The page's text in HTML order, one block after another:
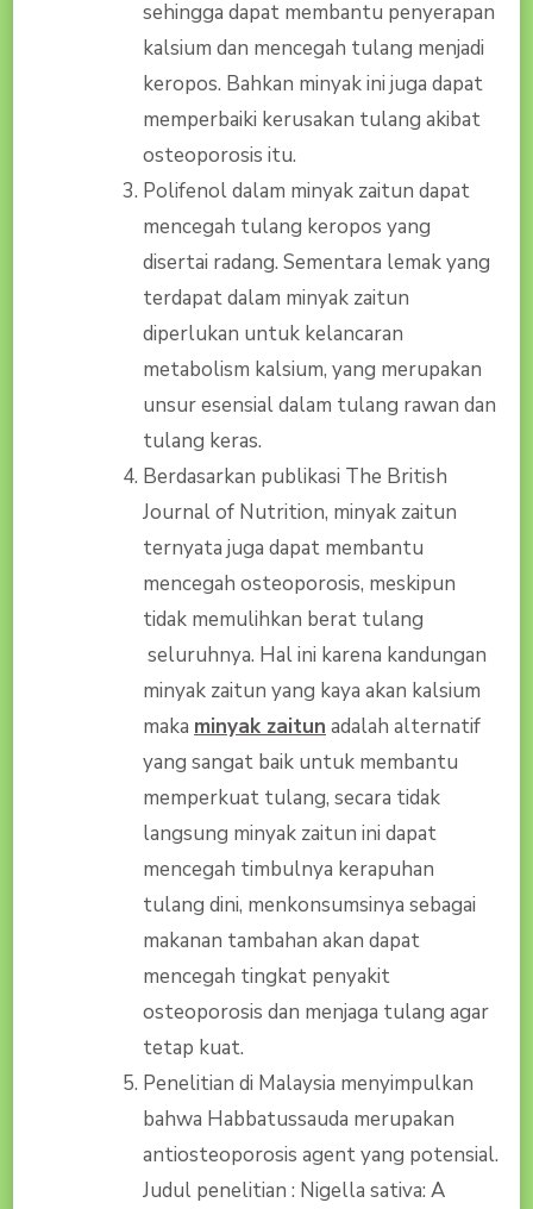
sehingga dapat membantu penyerapan
kalsium dan mencegah tulang menjadi
keropos. Bahkan minyak ini juga dapat
memperbaiki kerusakan tulang akibat
osteoporosis itu.
Polifenol dalam minyak zaitun dapat
mencegah tulang keropos yang
disertai radang. Sementara lemak yang
terdapat dalam minyak zaitun
diperlukan untuk kelancaran
metabolism kalsium, yang merupakan
unsur esensial dalam tulang rawan dan
tulang keras.
Berdasarkan publikasi The British
Journal of Nutrition, minyak zaitun
ternyata juga dapat membantu
mencegah osteoporosis, meskipun
tidak memulihkan berat tulang
seluruhnya. Hal ini karena kandungan
minyak zaitun yang kaya akan kalsium
maka minyak zaitun adalah alternatif
yang sangat baik untuk membantu
memperkuat tulang, secara tidak
langsung minyak zaitun ini dapat
mencegah timbulnya kerapuhan
tulang dini, menkonsumsinya sebagai
makanan tambahan akan dapat
mencegah tingkat penyakit
osteoporosis dan menjaga tulang agar
tetap kuat.
Penelitian di Malaysia menyimpulkan
bahwa Habbatussauda merupakan
antiosteoporosis agent yang potensial.
Judul penelitian : Nigella sativa: A